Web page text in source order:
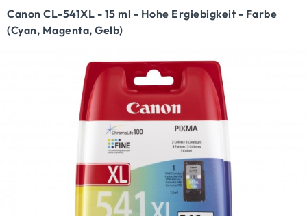
TINTENPATRONEN
Canon CL-541XL - 15 ml - Hohe Ergiebigkeit - Farbe
(Cyan, Magenta, Gelb)